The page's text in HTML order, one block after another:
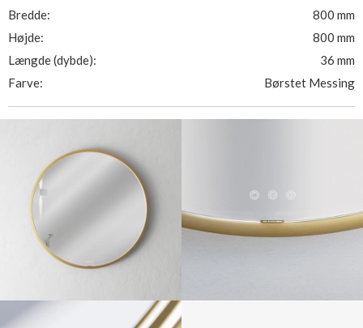
Bredde:
800 mm
Højde:
800 mm
Længde (dybde):
36 mm
Farve:
Børstet Messing